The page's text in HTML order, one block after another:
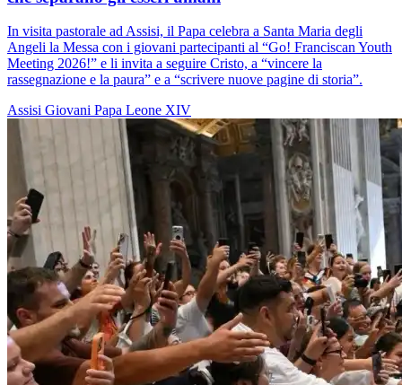
In visita pastorale ad Assisi, il Papa celebra a Santa Maria degli
Angeli la Messa con i giovani partecipanti al “Go! Franciscan Youth
Meeting 2026!” e li invita a seguire Cristo, a “vincere la
rassegnazione e la paura” e a “scrivere nuove pagine di storia”.
Assisi Giovani Papa Leone XIV